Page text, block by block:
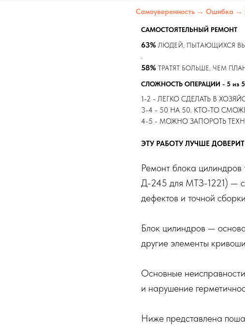
Самоуверенность → Ошибка →
САМОСТОЯТЕЛЬНЫЙ РЕМОНТ
63% ЛЮДЕЙ, ПЫТАЮЩИХСЯ
58% ТРАТЯТ БОЛЬШЕ, ЧЕМ
СЛОЖНОСТЬ ОПЕРАЦИИ - 5 из 5
1-2 - ЛЕГКО СДЕЛАТЬ В
3-4 - 50 НА 50. КТО-ТО
4-5 - МОЖНО ЗАПОРОТЬ
ЭТУ РАБОТУ ЛУЧШЕ
Ремонт блока
Д-245 для МТЗ-1221) —
дефектов и точной
Блок цилиндров —
другие элементы
Основные
и нарушение
Ниже представлена